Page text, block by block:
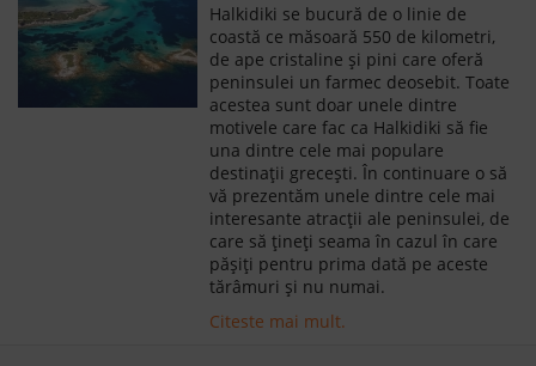
Halkidiki se bucură de o linie de
coastă ce măsoară 550 de kilometri,
de ape cristaline și pini care oferă
peninsulei un farmec deosebit. Toate
acestea sunt doar unele dintre
motivele care fac ca Halkidiki să fie
una dintre cele mai populare
destinații grecești. În continuare o să
vă prezentăm unele dintre cele mai
interesante atracții ale peninsulei, de
care să țineți seama în cazul în care
pășiți pentru prima dată pe aceste
tărâmuri și nu numai.
Citeste mai mult.